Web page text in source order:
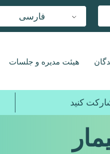
فارسی
هیئت مدیره و جلسات
کنید